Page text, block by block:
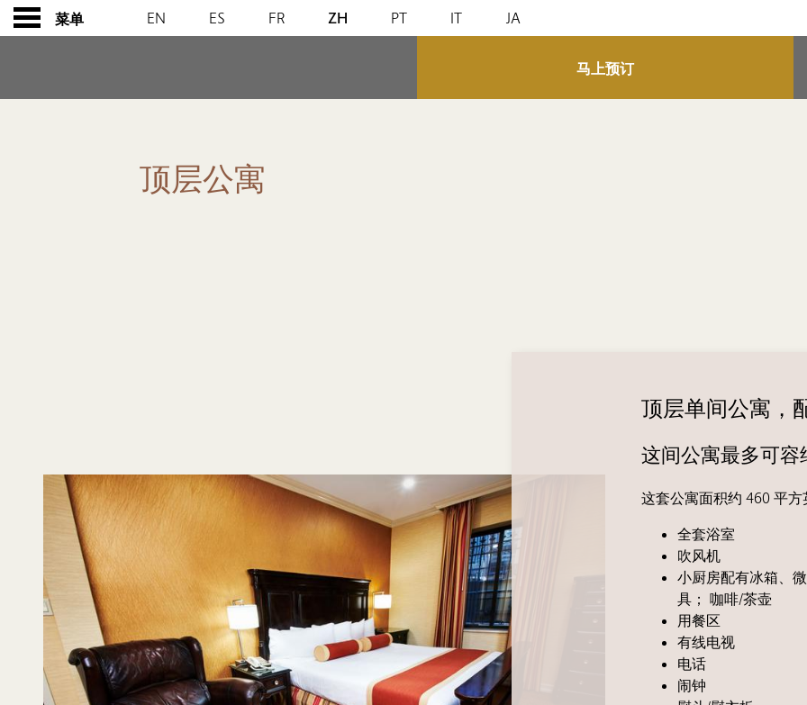
菜单 EN ES FR ZH PT IT JA
马上预订
顶层公寓
顶层单间公寓，
这间公寓最多可
这套公寓面积约 460 平
全套浴室
吹风机
小厨房配有冰箱、
具； 咖啡/茶壶
用餐区
有线电视
电话
闹钟